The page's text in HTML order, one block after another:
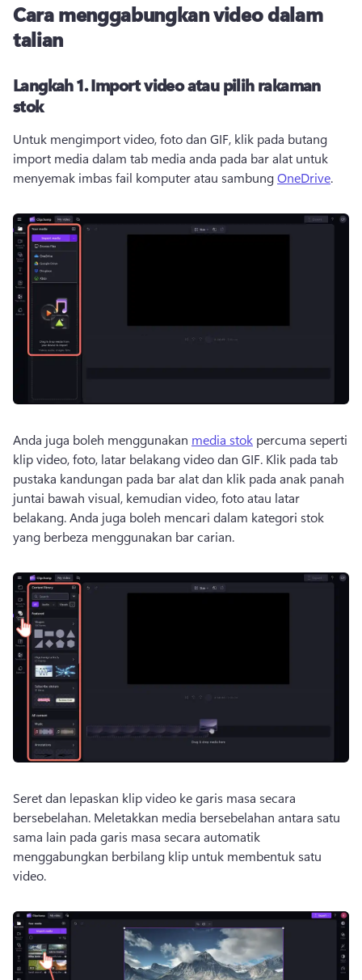
Cara menggabungkan video dalam
talian
Langkah 1.Import video atau pilih rakaman
stok
Untuk mengimport video, foto dan GIF, klik pada butang
import media dalam tab media anda pada bar alat untuk
menyemak imbas fail komputer atau sambung OneDrive.
Anda juga boleh menggunakan media stok percuma seperti
klip video, foto, latar belakang video dan GIF. Klik pada tab
pustaka kandungan pada bar alat dan klik pada anak panah
juntai bawah visual, kemudian video, foto atau latar
belakang. Anda juga boleh mencari dalam kategori stok
yang berbeza menggunakan bar carian.
Seret dan lepaskan klip video ke garis masa secara
bersebelahan. Meletakkan media bersebelahan antara satu
sama lain pada garis masa secara automatik
menggabungkan berbilang klip untuk membentuk satu
video.